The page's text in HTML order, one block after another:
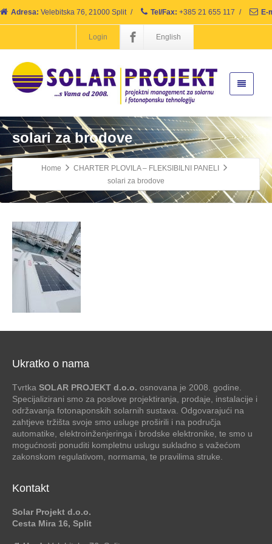
Adresa: Velebitska 76, 21000 Split / Tel/Fax: +385 21 655 117 / E-
Login English
solari za brodove
Home
CHARTER PLOVILA – FLEKSIBILNI PANELI
solari za brodove
Ukratko o nama
Tvrtka SOLAR PROJEKT d.o.o. osnovana je 2008. godine.
Specijalizirani smo za poslove projektiranja, prodaje, instalacije i
održavanja fotonaponskih solarnih sustava. Odgovarajući na
zahtjeve tržišta svoje smo usluge proširili i na područja
automatike, elektroinženjeringa i brodske elektronike, te smo u
mogućnosti ponuditi kompletnu uslugu sukladno s važećom
zakonskom regulativom, normama, te pravilima struke.
Kontakt
Solar Projekt d.o.o.
Cesta Mira 16, Split